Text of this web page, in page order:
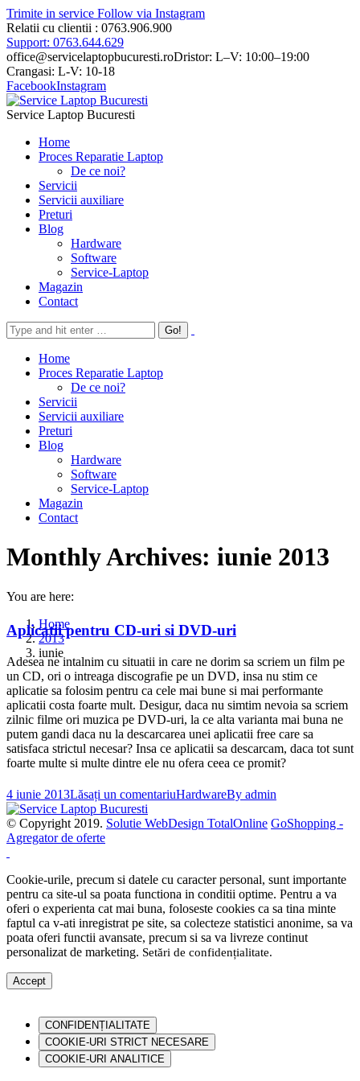
Trimite in service Follow via Instagram
Relatii cu clientii : 0763.906.900
Support: 0763.644.629
office@servicelaptopbucuresti.roDristor: L–V: 10:00–19:00
Crangasi: L-V: 10-18
FacebookInstagram
Service Laptop Bucuresti
Home
Proces Reparatie Laptop
De ce noi?
Servicii
Servicii auxiliare
Preturi
Blog
Hardware
Software
Service-Laptop
Magazin
Contact
Home
Proces Reparatie Laptop
De ce noi?
Servicii
Servicii auxiliare
Preturi
Blog
Hardware
Software
Service-Laptop
Magazin
Contact
Monthly Archives: iunie 2013
You are here:
Home
2013
iunie
Aplicatii pentru CD-uri si DVD-uri
Adesea ne intalnim cu situatii in care ne dorim sa scriem un film pe
un CD, ori o intreaga discografie pe un DVD, insa nu stim ce
aplicatie sa folosim pentru ca cele mai bune si mai performante
aplicatii costa foarte mult. Desigur, daca nu simtim nevoia sa scriem
zilnic filme ori muzica pe DVD-uri, la ce alta varianta mai buna ne
putem gandi daca nu la descarcarea unei aplicatii free care sa
satisfaca strictul necesar? Insa ce aplicatii sa descarcam, daca tot sunt
foarte multe si multe dintre ele nu ofera ceea ce promit?
4 iunie 2013Lăsați un comentariuHardwareBy admin
© Copyright 2019. Solutie WebDesign TotalOnline GoShopping -
Agregator de oferte
Cookie-urile, precum si datele cu caracter personal, sunt importante
pentru ca site-ul sa poata functiona in conditii optime. Pentru a va
oferi o experienta cat mai buna, foloseste cookies ca sa tina minte
faptul ca v-ati inregistrat pe site, sa colecteze statistici anonime, sa va
poata oferi functii avansate, precum si sa va livreze continut
personalizat de marketing. Setări de confidențialitate.
Accept
CONFIDENȚIALITATE
COOKIE-URI STRICT NECESARE
COOKIE-URI ANALITICE